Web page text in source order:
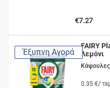
€7.27
Έξυπνη Αγορά
FAIRY
Λεμόνι
0.35 €/